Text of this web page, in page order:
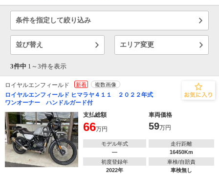
条件を指定して絞り込み
並び替え エリア変更
3件中 1～ 3件を表示
ロイヤルエンフィールド 新着 複数画像
ロイヤルエンフィールド ヒマラヤ４１１ ２０２２年式
ワンオーナー ハンドルガード付
支払総額
車両価格
66万円 59万円
モデル年式
―
走行距離
16450Km
初度登録年
2022年
車検/自賠責
車検無し